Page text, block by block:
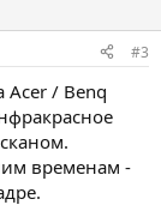
#3
Acer / Benq
временам -